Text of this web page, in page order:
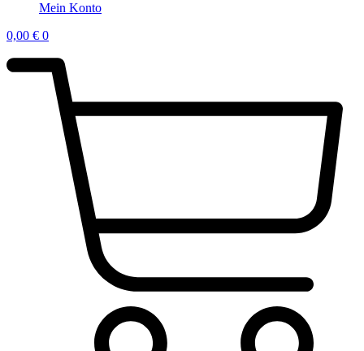
Mein Konto
0,00 € 0